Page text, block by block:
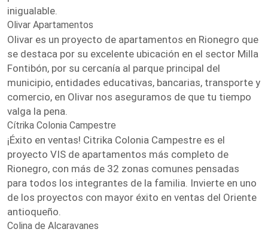
inigualable.
Olivar Apartamentos
Olivar es un proyecto de apartamentos en Rionegro que
se destaca por su excelente ubicación en el sector Milla
Fontibón, por su cercanía al parque principal del
municipio, entidades educativas, bancarias, transporte y
comercio, en Olivar nos aseguramos de que tu tiempo
valga la pena.
Cítrika Colonia Campestre
¡Éxito en ventas! Citrika Colonia Campestre es el
proyecto VIS de apartamentos más completo de
Rionegro, con más de 32 zonas comunes pensadas
para todos los integrantes de la familia. Invierte en uno
de los proyectos con mayor éxito en ventas del Oriente
antioqueño.
Colina de Alcaravanes